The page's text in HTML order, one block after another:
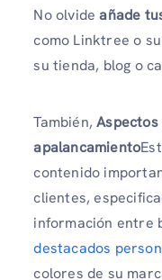
No olvideañade
como Linktree o
su tienda, blog o
También,
apalancamiento
contenido
clientes,
información entre
destacados
colores de su